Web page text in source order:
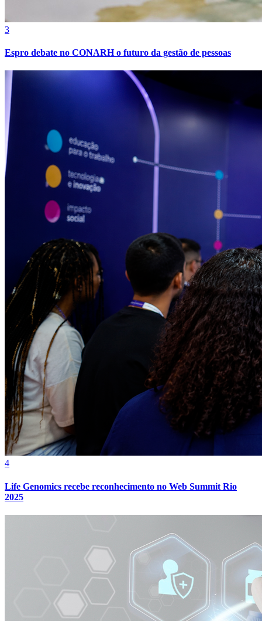
Athletico-PR
3
Espro debate no CONARH o futuro da gestão de pessoas
4
Life Genomics recebe reconhecimento no Web Summit Rio
2025